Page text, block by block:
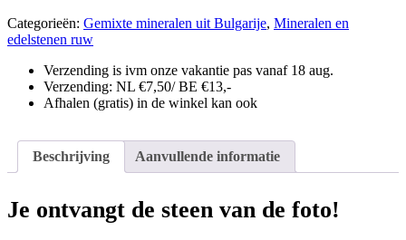
calciet
aantal
Categorieën: Gemixte mineralen uit Bulgarije, Mineralen en
edelstenen ruw
Verzending is ivm onze vakantie pas vanaf 18 aug.
Verzending: NL €7,50/ BE €13,-
Afhalen (gratis) in de winkel kan ook
Beschrijving Aanvullende informatie
Je ontvangt de steen van de foto!